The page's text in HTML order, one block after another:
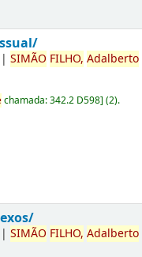
|SIMÃO FILHO, Adalberto
chamada:342.2 D598](2).
|SIMÃO FILHO, Adalberto